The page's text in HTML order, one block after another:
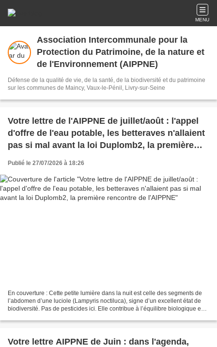
MENU
Association Intercommunale pour la
Protection du Patrimoine, de la nature et
de l'Environnement (AIPPNE)
Défense de la qualité de vie, de la santé, de la biodiversité et du patrimoine
sur les communes de Maincy, Vaux-le-Pénil, Livry-sur-Seine
Votre lettre de l'AIPPNE de juillet/août : l'appel
d'offre de l'eau potable, les betteraves n'allaient
pas si mal avant la loi Duplomb2, la première
rencontre de l'AIPPNE
Publié le 27/07/2026 à 18:26
En couverture : Cette petite lumière dans la nuit est celle des segments de
l’abdomen d’une luciole (Lampyris noctiluca), signe d’un excellent état de
biodiversité. Pas de pesticides ici. Elle contribue à l’équilibre biologique en
Votre lettre AIPPNE de Juin : dans l'agenda,